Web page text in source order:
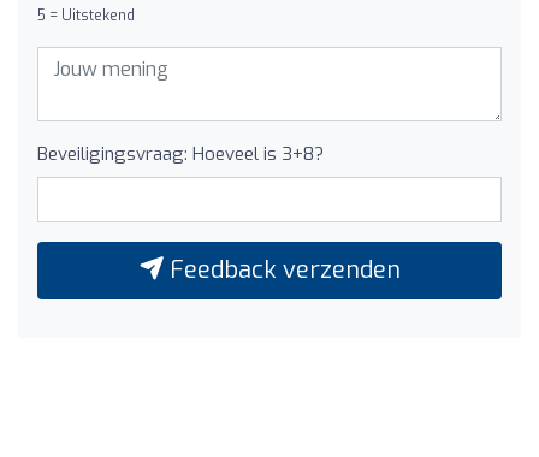
5 = Uitstekend
Beveiligingsvraag: Hoeveel is 3+8?
Feedback verzenden